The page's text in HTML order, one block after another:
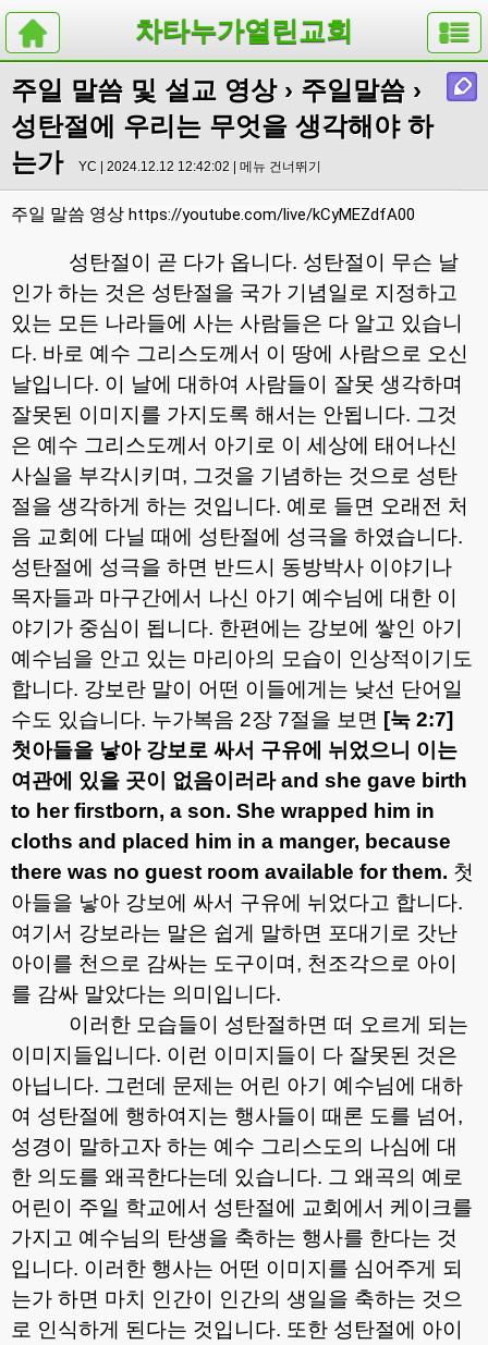
차타누가열린교회
주일 말씀 및 설교 영상› 주일말씀 ›
성탄절에 우리는 무엇을 생각해야 하
는가
YC | 2024.12.12 12:42:02 | 메뉴 건너뛰기
주일 말씀 영상 https://youtube.com/live/kCyMEZdfA00
성탄절이 곧 다가 옵니다. 성탄절이 무슨 날
인가 하는 것은 성탄절을 국가 기념일로 지정하고
있는 모든 나라들에 사는 사람들은 다 알고 있습니
다. 바로 예수 그리스도께서 이 땅에 사람으로 오신
날입니다. 이 날에 대하여 사람들이 잘못 생각하며
잘못된 이미지를 가지도록 해서는 안됩니다. 그것
은 예수 그리스도께서 아기로 이 세상에 태어나신
사실을 부각시키며 , 그것을 기념하는 것으로 성탄
절을 생각하게 하는 것입니다. 예로 들면 오래전 처
음 교회에 다닐 때에 성탄절에 성극을 하였습니다.
성탄절에 성극을 하면 반드시 동방박사 이야기나
목자들과 마구간에서 나신 아기 예수님에 대한 이
야기가 중심이 됩니다. 한편에는 강보에 쌓인 아기
예수님을 안고 있는 마리아의 모습이 인상적이기도
합니다. 강보란 말이 어떤 이들에게는 낮선 단어일
수도 있습니다. 누가복음 2장 7절을 보면 [눅 2:7]
첫아들을 낳아 강보로 싸서 구유에 뉘었으니 이는
여관에 있을 곳이 없음이러라and she gave birth
to her firstborn, a son. She wrapped him in
cloths and placed him in a manger, because
there was no guest room available for them. 첫
아들을 낳아 강보에 싸서 구유에 뉘었다고 합니다.
여기서 강보라는 말은 쉽게 말하면 포대기로 갓난
아이를 천으로 감싸는 도구이며 , 천조각으로 아이
를 감싸 말았다는 의미입니다.
이러한 모습들이 성탄절하면 떠 오르게 되는
이미지들입니다. 이런 이미지들이 다 잘못된 것은
아닙니다. 그런데 문제는 어린 아기 예수님에 대하
여 성탄절에 행하여지는 행사들이 때론 도를 넘어 ,
성경이 말하고자 하는 예수 그리스도의 나심에 대
한 의도를 왜곡한다는데 있습니다. 그 왜곡의 예로
어린이 주일 학교에서 성탄절에 교회에서 케이크를
가지고 예수님의 탄생을 축하는 행사를 한다는 것
입니다. 이러한 행사는 어떤 이미지를 심어주게 되
는가 하면 마치 인간이 인간의 생일을 축하는 것으
로 인식하게 된다는 것입니다. 또한 성탄절에 아이